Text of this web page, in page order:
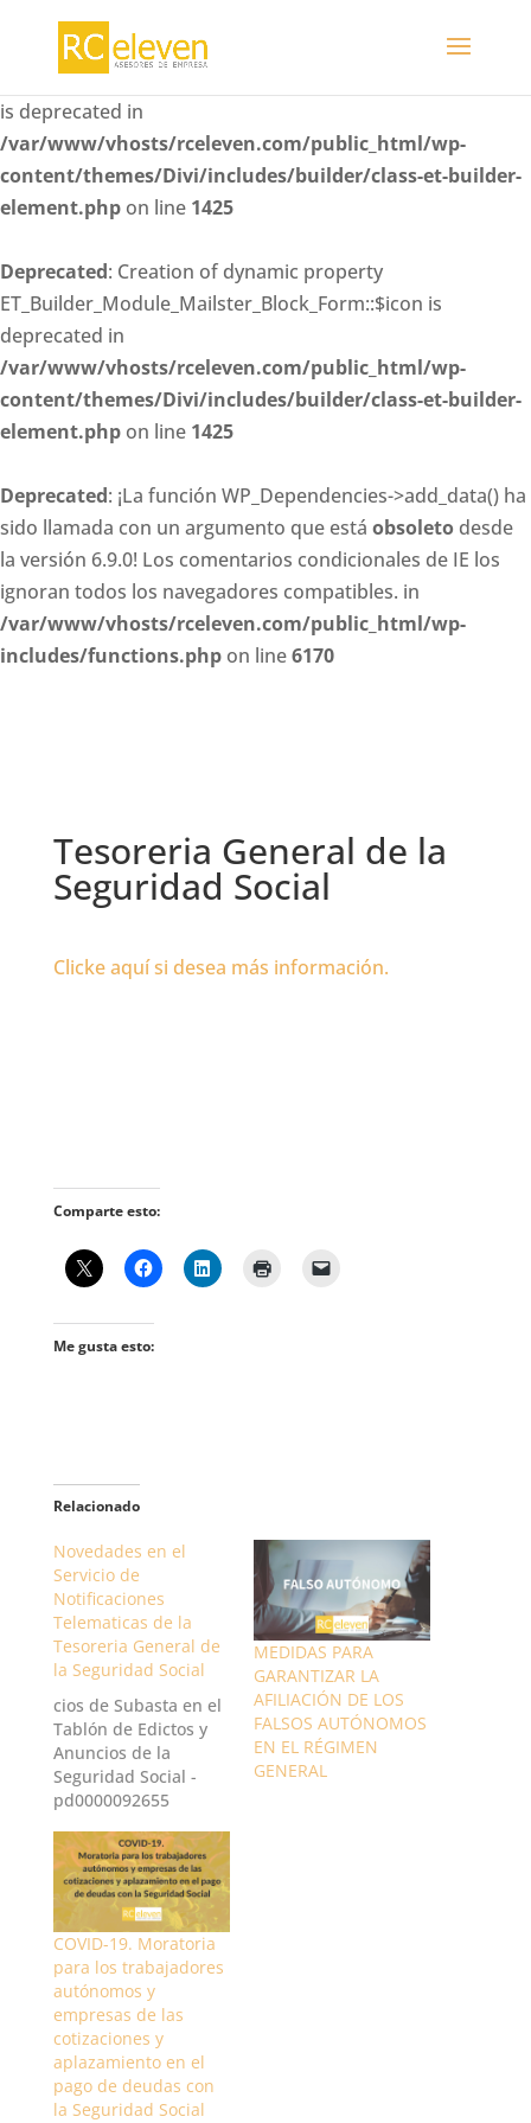
Deprecated : Creation of dynamic property
is deprecated in
/var/www/vhosts/rceleven.com/public_html/wp-
content/themes/Divi/includes/builder/class-et-builder-
element.php on line 1425
Deprecated: Creation of dynamic property
ET_Builder_Module_Mailster_Block_Form::$icon is
deprecated in
/var/www/vhosts/rceleven.com/public_html/wp-
content/themes/Divi/includes/builder/class-et-builder-
element.php on line 1425
Deprecated: ¡La función WP_Dependencies->add_data() ha
sido llamada con un argumento que está obsoleto desde
la versión 6.9.0! Los comentarios condicionales de IE los
ignoran todos los navegadores compatibles. in
/var/www/vhosts/rceleven.com/public_html/wp-
includes/functions.php on line6170
Tesoreria General de la
Seguridad Social
Clicke aquí si desea más información.
Comparte esto:
Me gusta esto:
Relacionado
Novedades en el
Servicio de
Notificaciones
Telematicas de la
Tesoreria General de
la Seguridad Social
cios de Subasta en el
Tablón de Edictos y
Anuncios de la
Seguridad Social -
pd0000092655
MEDIDAS PARA
GARANTIZAR LA
AFILIACIÓN DE LOS
FALSOS AUTÓNOMOS
EN EL RÉGIMEN
GENERAL
COVID-19. Moratoria
para los trabajadores
autónomos y
empresas de las
cotizaciones y
aplazamiento en el
pago de deudas con
la Seguridad Social